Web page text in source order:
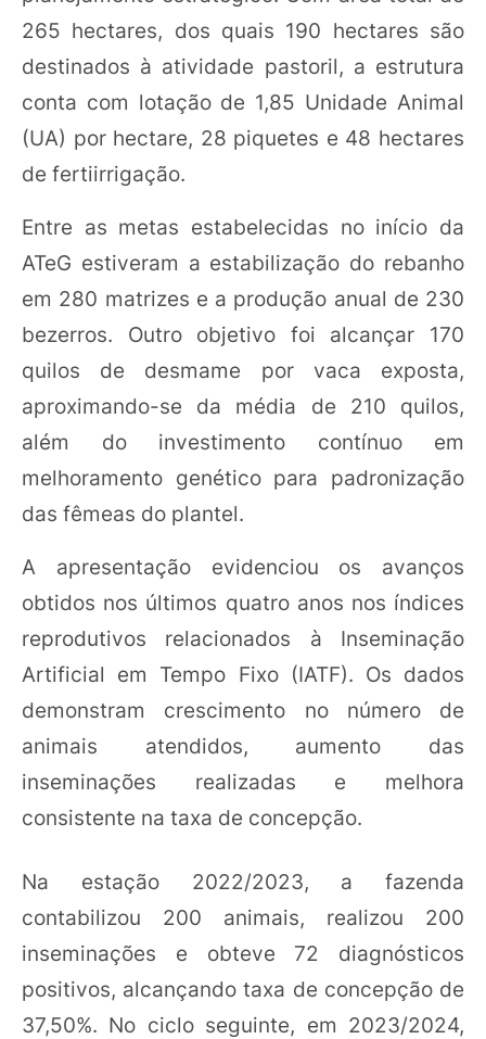
265 hectares, dos quais 190 hectares são
destinados à atividade pastoril, a estrutura
conta com lotação de 1,85 Unidade Animal
(UA) por hectare, 28 piquetes e 48 hectares
de fertiirrigação.
Entre as metas estabelecidas no início da
ATeG estiveram a estabilização do rebanho
em 280 matrizes e a produção anual de 230
bezerros. Outro objetivo foi alcançar 170
quilos de desmame por vaca exposta,
aproximando-se da média de 210 quilos,
além do investimento contínuo em
melhoramento genético para padronização
das fêmeas do plantel.
A apresentação evidenciou os avanços
obtidos nos últimos quatro anos nos índices
reprodutivos relacionados à Inseminação
Artificial em Tempo Fixo (IATF). Os dados
demonstram crescimento no número de
animais atendidos, aumento das
inseminações realizadas e melhora
consistente na taxa de concepção.
Na estação 2022/2023, a fazenda
contabilizou 200 animais, realizou 200
inseminações e obteve 72 diagnósticos
positivos, alcançando taxa de concepção de
37,50%. No ciclo seguinte, em 2023/2024,